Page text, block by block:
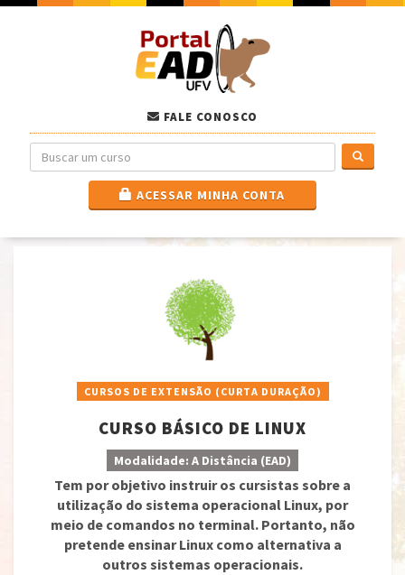
FALE CONOSCO
ACESSAR MINHA CONTA
CURSOS DE EXTENSÃO (CURTA DURAÇÃO)
CURSO BÁSICO DE LINUX
Modalidade: A Distância (EAD)
Tem por objetivo instruir os cursistas sobre a
utilização do sistema operacional Linux, por
meio de comandos no terminal. Portanto, não
pretende ensinar Linux como alternativa a
outros sistemas operacionais.